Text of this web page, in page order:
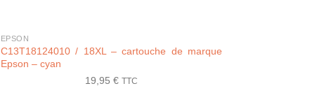
EPSON
C13T18124010 / 18XL – cartouche de marque
Epson – cyan
19,95 € TTC